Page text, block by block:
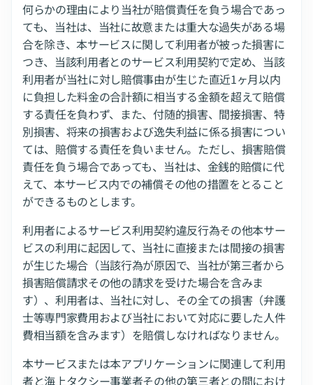
何らかの理由により当社が賠償責任を負う場合であっ
ても、当社は、当社に故意または重大な過失がある場
合を除き、本サービスに関して利用者が被った損害に
つき、当該利用者とのサービス利用契約で定め、当該
利用者が当社に対し賠償事由が生じた直近1ヶ月以内
に負担した料金の合計額に相当する金額を超えて賠償
する責任を負わず、また、付随的損害、間接損害、特
別損害、将来の損害および逸失利益に係る損害につい
ては、賠償する責任を負いません。ただし、損害賠償
責任を負う場合であっても、当社は、金銭的賠償に代
えて、本サービス内での補償その他の措置をとること
ができるものとします。
利用者によるサービス利用契約違反行為その他本サー
ビスの利用に起因して、当社に直接または間接の損害
が生じた場合（当該行為が原因で、当社が第三者から
損害賠償請求その他の請求を受けた場合を含みま
す）、利用者は、当社に対し、その全ての損害（弁護
士等専門家費用および当社において対応に要した人件
費相当額を含みます）を賠償しなければなりません。
本サービスまたは本アプリケーションに関連して利用
者と海上タクシー事業者その他の第三者との間におけ